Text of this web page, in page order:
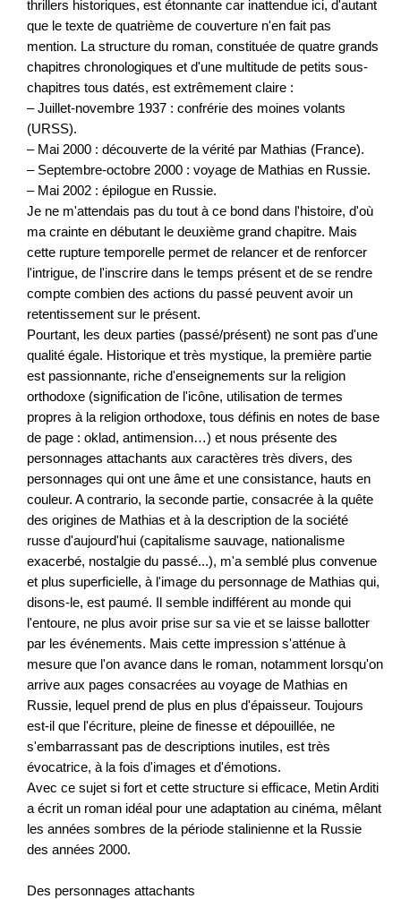
thrillers historiques, est étonnante car inattendue ici, d'autant
que le texte de quatrième de couverture n'en fait pas
mention. La structure du roman, constituée de quatre grands
chapitres chronologiques et d'une multitude de petits sous-
chapitres tous datés, est extrêmement claire :
– Juillet-novembre 1937 : confrérie des moines volants
(URSS).
– Mai 2000 : découverte de la vérité par Mathias (France).
– Septembre-octobre 2000 : voyage de Mathias en Russie.
– Mai 2002 : épilogue en Russie.
Je ne m'attendais pas du tout à ce bond dans l'histoire, d'où
ma crainte en débutant le deuxième grand chapitre. Mais
cette rupture temporelle permet de relancer et de renforcer
l'intrigue, de l'inscrire dans le temps présent et de se rendre
compte combien des actions du passé peuvent avoir un
retentissement sur le présent.
Pourtant, les deux parties (passé/présent) ne sont pas d'une
qualité égale. Historique et très mystique, la première partie
est passionnante, riche d'enseignements sur la religion
orthodoxe (signification de l'icône, utilisation de termes
propres à la religion orthodoxe, tous définis en notes de base
de page : oklad, antimension…) et nous présente des
personnages attachants aux caractères très divers, des
personnages qui ont une âme et une consistance, hauts en
couleur. A contrario, la seconde partie, consacrée à la quête
des origines de Mathias et à la description de la société
russe d'aujourd'hui (capitalisme sauvage, nationalisme
exacerbé, nostalgie du passé...), m'a semblé plus convenue
et plus superficielle, à l'image du personnage de Mathias qui,
disons-le, est paumé. Il semble indifférent au monde qui
l'entoure, ne plus avoir prise sur sa vie et se laisse ballotter
par les événements. Mais cette impression s'atténue à
mesure que l'on avance dans le roman, notamment lorsqu'on
arrive aux pages consacrées au voyage de Mathias en
Russie, lequel prend de plus en plus d'épaisseur. Toujours
est-il que l'écriture, pleine de finesse et dépouillée, ne
s'embarrassant pas de descriptions inutiles, est très
évocatrice, à la fois d'images et d'émotions.
Avec ce sujet si fort et cette structure si efficace, Metin Arditi
a écrit un roman idéal pour une adaptation au cinéma, mêlant
les années sombres de la période stalinienne et la Russie
des années 2000.
Des personnages attachants